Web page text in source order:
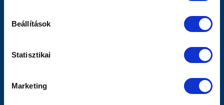
Beállítások
Statisztikai
Marketing